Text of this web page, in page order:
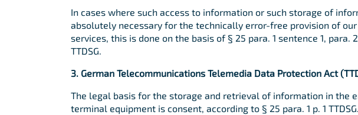
In cases where such access to information or such storage of
absolutely necessary for the technically error-free provision of our
services, this is done on the basis of § 25 para. 1 sentence 1, para.
TTDSG.
3. German Telecommunications Telemedia Data Protection Act
The legal basis for the storage and retrieval of information in the
terminal equipment is consent, according to § 25 para. 1 p. 1